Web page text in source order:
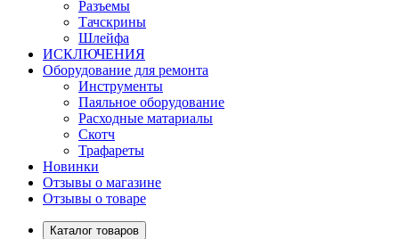
Разъемы
Тачскрины
Шлейфа
ИСКЛЮЧЕНИЯ
Оборудование для ремонта
Инструменты
Паяльное оборудование
Расходные матариалы
Скотч
Трафареты
Новинки
Отзывы о магазине
Отзывы о товаре
Каталог товаров